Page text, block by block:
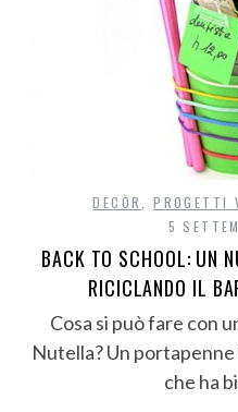
DECÒR ,PROGETTI
5
BACK TO SCHOOL: UN
RICICLANDO IL
Cosa si può fare con
Nutella? Un
che ha